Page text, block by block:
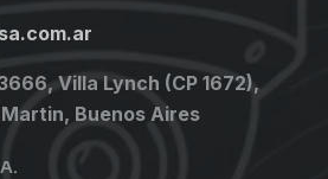
Villa Lynch (CP 1672),
Martin, Buenos Aires